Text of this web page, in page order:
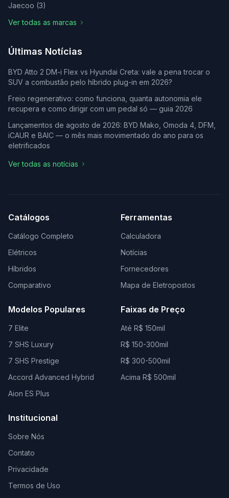
Jaecoo (3)
Ver todas as marcas
Últimas Notícias
BYD Atto 2 DM-i Flex vs Hyundai Creta: vale a pena trocar o
SUV a combustão pelo híbrido plug-in em 2026?
Freio regenerativo: como funciona, quanta autonomia ele
recupera e como dirigir com um pedal só — guia 2026
Lançamentos de agosto de 2026: BYD Mako, Omoda 4, DFM,
iCAUR e BAIC — o mês mais movimentado do ano para os
eletrificados
Ver todas as notícias
Catálogos
Catálogo Completo
Elétricos
Híbridos
Comparativo
Ferramentas
Calculadora
Notícias
Fornecedores
Mapa de Eletropostos
Modelos Populares
7 Elite
7 SHS Luxury
7 SHS Prestige
Accord Advanced Hybrid
Aion ES Plus
Faixas de Preço
Até R$ 150mil
R$ 150-300mil
R$ 300-500mil
Acima R$ 500mil
Institucional
Sobre Nós
Contato
Privacidade
Termos de Uso